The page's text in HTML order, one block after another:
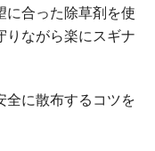
に合った除草剤を使
りながら楽にスギナ
全に散布するコツを